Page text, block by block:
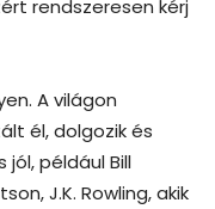
rendszeresen kérj
A világon
él, dolgozik és
jól, például Bill
J.K. Rowling, akik